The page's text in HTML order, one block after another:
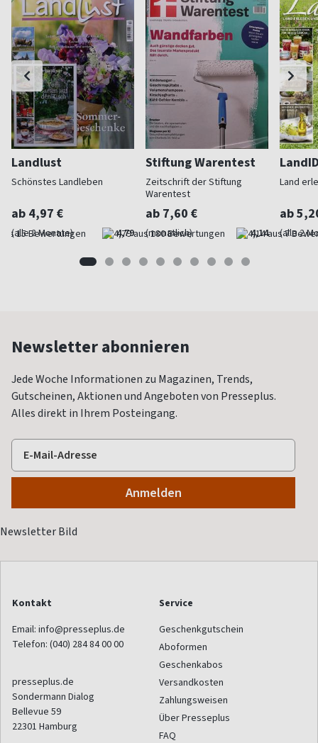
Landlust
Schönstes Landleben
ab 4,97 €
(alle 2 Monate) 4,79
Stiftung Warentest
Zeitschrift der Stiftung
Warentest
ab 7,60 €
(monatlich) 4,14
Land
ab
(alle 2
Newsletter abonnieren
Jede Woche Informationen zu Magazinen, Trends,
Gutscheinen, Aktionen und Angeboten von Presseplus.
Alles direkt in Ihrem Posteingang.
Kontakt
Email: info@presseplus.de
Telefon: (040) 284 84 00 00
presseplus.de
Sondermann Dialog
Bellevue 59
22301 Hamburg
Service
Geschenkgutschein
Aboformen
Geschenkabos
Versandkosten
Zahlungsweisen
Über Presseplus
FAQ